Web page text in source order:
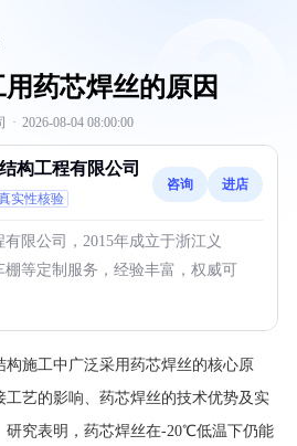
药芯焊丝的原因
· 2026-08-04 08:00:00
构工程有限公司
实性核验
咨询 进店
限公司，2015年成立于浙江义
等定制服务，经验丰富，权威可
构施工中广泛采用药芯焊丝的核心原
工艺的影响、药芯焊丝的技术优势及实
研究表明，药芯焊丝在-20℃低温下仍能